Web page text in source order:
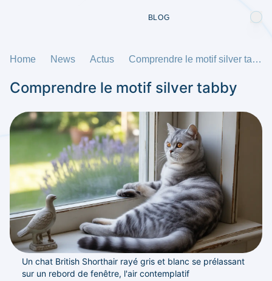
BLOG
Home News Actus Comprendre le motif silver tabby
Comprendre le motif silver tabby
Un chat British Shorthair rayé gris et blanc se prélassant
sur un rebord de fenêtre, l'air contemplatif